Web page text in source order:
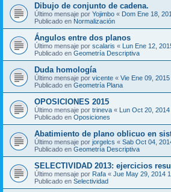
Dibujo de conjunto de cadena.
Último mensaje por Yojimbo « Dom Ene 18,
Publicado en Normalización
Ángulos entre dos planos
Último mensaje por scalaris « Lun Ene 12,
Publicado en Geometría Descriptiva
Duda homología
Último mensaje por vicente « Vie Ene 09,
Publicado en Geometría Plana
OPOSICIONES 2015
Último mensaje por trineva « Lun Oct 20,
Publicado en Oposiciones
Abatimiento de plano oblicuo en
Último mensaje por jorgelcs « Sab Oct 04,
Publicado en Geometría Descriptiva
SELECTIVIDAD 2013: ejercicios
Último mensaje por Rafa « Jue May 29, 2014
Publicado en Selectividad